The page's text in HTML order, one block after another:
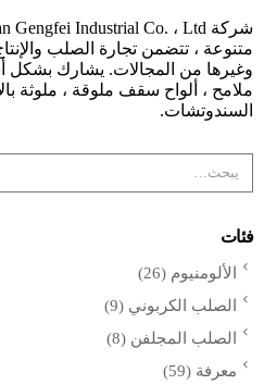
متنوعة ، تتضمن تجارة الصلب
وغيرها من المجالات. يشارك بشكل
ملامح ، ألواح سقف ملوقة ، ملوثة
السندوتشات.
فئات
الألومنيوم (26)
الصلب الكربوني (9)
الصلب المجلفن (8)
معرفة (59)